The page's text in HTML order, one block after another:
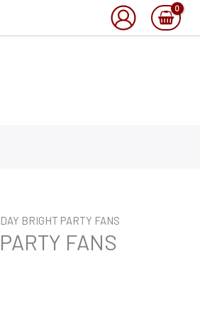
BRIGHT PARTY FANS
FANS